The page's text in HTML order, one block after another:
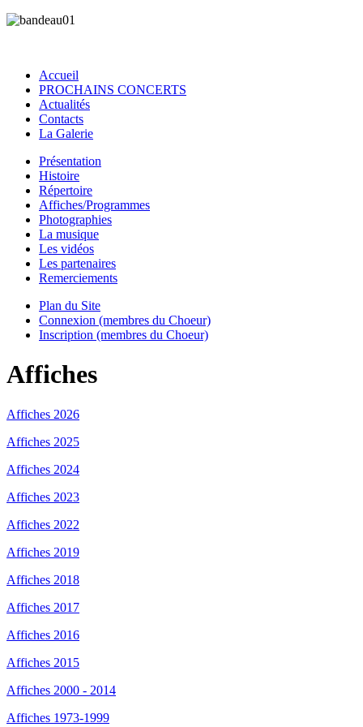
Accueil
PROCHAINS CONCERTS
Actualités
Contacts
La Galerie
Présentation
Histoire
Répertoire
Affiches/Programmes
Photographies
La musique
Les vidéos
Les partenaires
Remerciements
Plan du Site
Connexion (membres du Choeur)
Inscription (membres du Choeur)
Affiches
Affiches 2026
Affiches 2025
Affiches 2024
Affiches 2023
Affiches 2022
Affiches 2019
Affiches 2018
Affiches 2017
Affiches 2016
Affiches 2015
Affiches 2000 - 2014
Affiches 1973-1999